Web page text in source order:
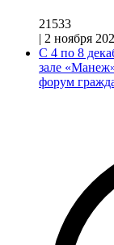
21533
| 2 ноября
С 4 по 8
зале
форум